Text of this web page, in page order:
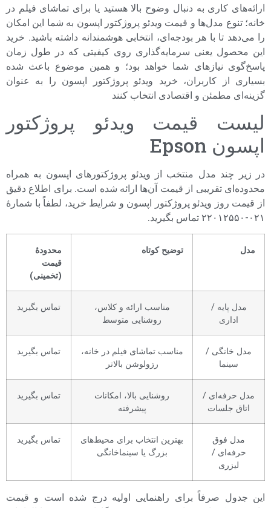
ارائه‌های کاری به دنبال وضوح بالا هستید یا برای تماشای فیلم در
خانه؛ تنوع مدل‌ها و قیمت ویدئو پروژکتور اپسون به شما این امکان
را می‌دهد تا با هر بودجه‌ای، انتخابی هوشمندانه داشته باشید. خرید
این محصول یعنی سرمایه‌گذاری روی کیفیتی که در طول زمان
پاسخ‌گوی نیازهای شما خواهد بود؛ و همین موضوع باعث شده
بسیاری از کاربران، خرید ویدئو پروژکتور اپسون را به عنوان
گزینه‌ای مطمئن و اقتصادی انتخاب کنند
لیست قیمت ویدئو پروژکتور
اپسون Epson
در زیر چند مدل منتخب از ویدئو پروژکتورهای اپسون به همراه
محدوده‌ای تقریبی از قیمت آن‌ها ارائه شده است. برای اطلاع دقیق
از قیمت روز ویدئو پروژکتور اپسون و شرایط خرید، لطفاً با شمارهٔ
۰۲۱-۲۲۰۱۲۵۵۰ تماس بگیرید.
مدل توضیح کوتاه
محدودهٔ
قیمت
(تخمینی)
مدل پایه‌ /
اداری
مناسب ارائه و کلاس،
روشنایی متوسط
تماس بگیرید
مدل خانگی /
سینما
مناسب تماشای فیلم در خانه،
رزولوشن بالاتر
تماس بگیرید
مدل حرفه‌ای /
اتاق جلسات
روشنایی بالا، امکانات
پیشرفته
تماس بگیرید
مدل فوق
حرفه‌ای /
لیزری
بهترین انتخاب برای محیط‌های
بزرگ یا سینماخانگی
تماس بگیرید
این جدول صرفاً برای راهنمایی اولیه درج شده است و قیمت